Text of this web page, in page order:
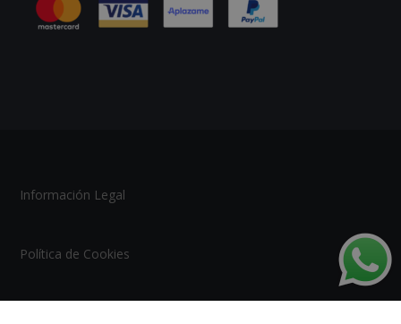
Información Legal
Política de Cookies